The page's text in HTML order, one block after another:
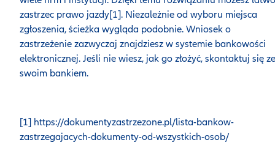
zastrzec prawo jazdy[1]. Niezależnie od wyboru miejsca
zgłoszenia, ścieżka wygląda podobnie. Wniosek o
zastrzeżenie zazwyczaj znajdziesz w systemie bankowości
elektronicznej. Jeśli nie wiesz, jak go złożyć, skontaktuj się ze
swoim bankiem.
[1] https://dokumentyzastrzezone.pl/lista-bankow-
zastrzegajacych-dokumenty-od-wszystkich-osob/